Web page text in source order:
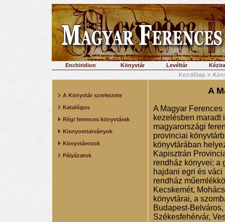
Enchiridion Könyvtár Levéltár
Kezdőlap »
A Könyvtár szerkezete
Katalógus
Régi ferences könyvtárak
Kisnyomtatványok
Könyvtárosok
Pályázatok
A
A Magyar
kezelésben maradt
magyarországi
provinciai
könyvtárában
Kapisztrán
rendház könyvei; a
hajdani egri és
rendház
Kecskemét,
könyvtárai, a
Budapest-
Székesfehérvár,